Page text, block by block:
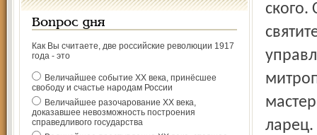
Вопрос дня
Как Вы считаете, две российские революции 1917
года - это
Величайшее событие ХХ века, принёсшее
свободу и счастье народам России
Величайшее разочарование ХХ века,
доказавшее невозможность построения
справедливого государства
ского.
ларец.